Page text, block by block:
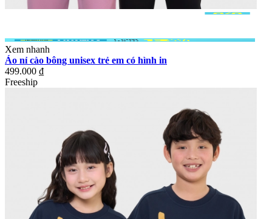
Xem nhanh
Áo nỉ cào bông unisex trẻ em có hình in
499.000 ₫
Freeship